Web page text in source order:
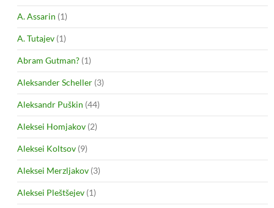
A. Assarin (1)
A. Tutajev (1)
Abram Gutman? (1)
Aleksander Scheller (3)
Aleksandr Puškin (44)
Aleksei Homjakov (2)
Aleksei Koltsov (9)
Aleksei Merzljakov (3)
Aleksei Pleštšejev (1)